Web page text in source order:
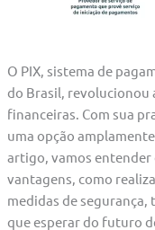
O PIX, sistema de
do Brasil, revolucionou
financeiras. Com sua
uma opção
artigo, vamos entender
vantagens, como
medidas de segurança,
que esperar do futuro